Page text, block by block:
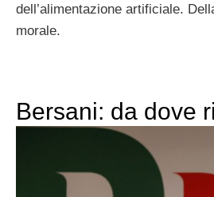
dell’alimentazione artificiale.
morale.
Bersani: da dove